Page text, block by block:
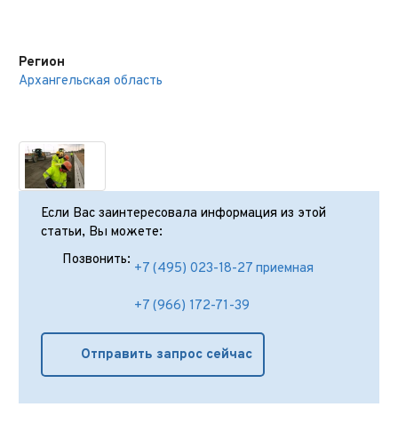
Регион
Архангельская область
Если Вас заинтересовала информация из этой
статьи, Вы можете:
Позвонить:
+7 (495) 023-18-27 приемная
+7 (966) 172-71-39
Отправить запрос сейчас